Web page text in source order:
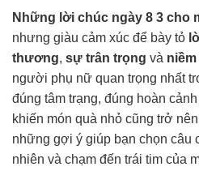
Những lời chúc ngày 8 3 cho
nhưng giàu cảm xúc để bày tỏ
thương, sự trân trọng và
người phụ nữ quan trọng nhất
đúng tâm trạng, đúng hoàn
khiến món quà nhỏ cũng trở
những gợi ý giúp bạn chọn câu
nhiên và chạm đến trái tim của